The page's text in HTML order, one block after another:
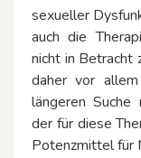
sexueller
auch die
nicht in Betracht
daher vor
längeren Suche
der für diese
Potenzmittel für